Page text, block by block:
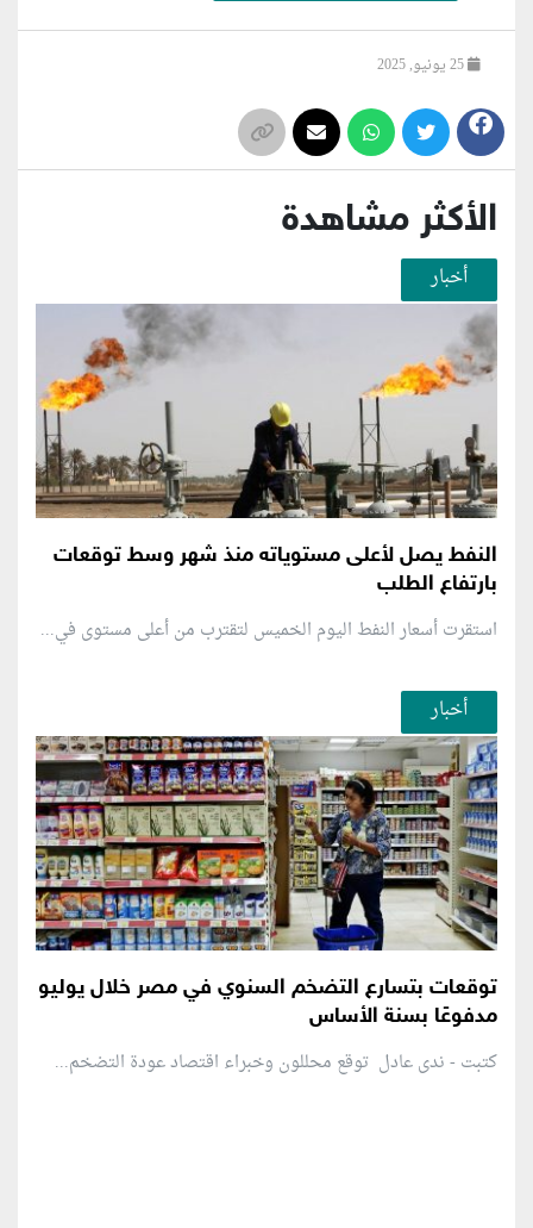
الأكثر مشاهدة
أخبار
النفط يصل لأعلى مستوياته منذ شهر وسط توقعات
بارتفاع الطلب
استقرت أسعار النفط اليوم الخميس لتقترب من أعلى مستوى في...
أخبار
توقعات بتسارع التضخم السنوي في مصر خلال يوليو
مدفوعًا بسنة الأساس
كتبت - ندى عادل توقع محللون وخبراء اقتصاد عودة التضخم...